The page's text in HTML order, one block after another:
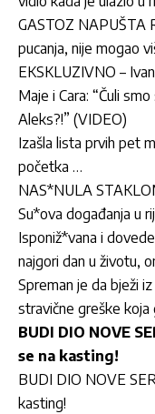
GASTOZ NAPUŠTA
pucanja, nije mogao
EKSKLUZIVNO –
Maje i Cara: “Čuli
Aleks?!” (VIDEO)
Izašla lista prvih pet
početka …
NAS*NULA
Su*ova događanja u
Isponiž*vana i
najgori dan u životu,
Spreman je da bježi
stravične greške koja
BUDI DIO NOVE
se na kasting!
BUDI DIO NOVE
kasting!